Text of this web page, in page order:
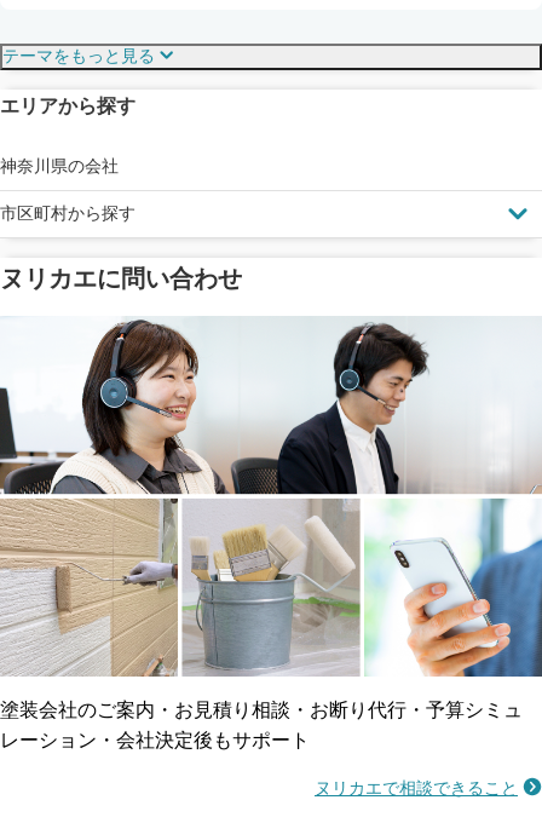
塗料の​品質を​保証
メーカー保証
工事保険
ご近所トラブルに
賠償保険
見えにくい屋根も安心
ドローン診断
省エネ効果
断熱・遮熱塗料対応
雨漏り修繕
防水工事
マンション・アパート対応
テーマをもっと見る
エリアから探す
神奈川県の会社
市区町村から探す
ヌリカエに問い合わせ
塗装会社のご案内・お見積り相談・お断り代行・予算シミュ
レーション・会社決定後もサポート
ヌリカエで相談できること